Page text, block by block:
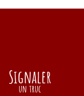
Signaler
un truc